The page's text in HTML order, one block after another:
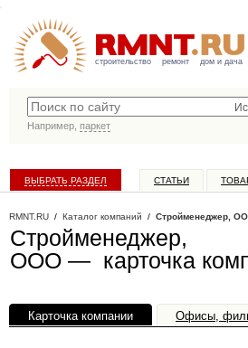
строительство ремонт дом и дача
Например, паркет
ВЫБРАТЬ РАЗДЕЛ СТАТЬИ
RMNT.RU / Каталог компаний / Стройменеджер,
Стройменеджер,
ООО — карточка
Карточка компании Офисы,